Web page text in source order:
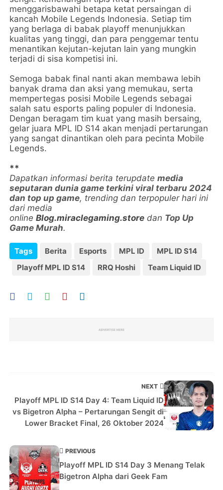
menggarisbawahi betapa ketat persaingan di
kancah Mobile Legends Indonesia. Setiap tim
yang berlaga di babak playoff menunjukkan
kualitas yang tinggi, dan para penggemar tentu
menantikan kejutan-kejutan lain yang mungkin
terjadi di sisa kompetisi ini.
Semoga babak final nanti akan membawa lebih
banyak drama dan aksi yang memukau, serta
mempertegas posisi Mobile Legends sebagai
salah satu esports paling populer di Indonesia.
Dengan beragam tim kuat yang masih bersaing,
gelar juara MPL ID S14 akan menjadi pertarungan
yang sangat dinantikan oleh para pecinta Mobile
Legends.
**
Dapatkan informasi berita terupdatemedia
seputaran dunia game terkini viral terbaru 2024
dan top up game, trending dan terpopuler hari ini
dari media
onlineBlog.miraclegaming.store dan Top Up
Game Murah.
Tags Berita Esports MPL ID
MPL ID S14
Playoff MPL ID S14
RRQ Hoshi Team Liquid ID
NEXT
Playoff MPL ID S14 Day 4: Team Liquid ID
vs Bigetron Alpha – Pertarungan Sengit di
Lower Bracket Final, 26 Oktober 2024
PREVIOUS
Playoff MPL ID S14 Day 3 Menang Telak
Bigetron Alpha dari Geek Fam